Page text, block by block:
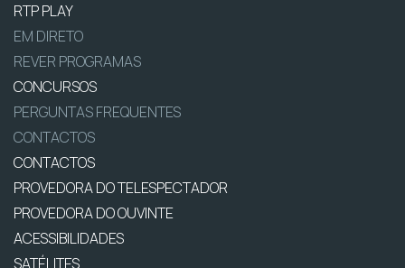
RTP PLAY
EM DIRETO
REVER PROGRAMAS
CONCURSOS
PERGUNTAS FREQUENTES
CONTACTOS
CONTACTOS
PROVEDORA DO TELESPECTADOR
PROVEDORA DO OUVINTE
ACESSIBILIDADES
SATÉLITES